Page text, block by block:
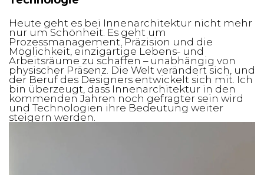
Heute geht es bei Innenarchitektur nicht mehr
nur um Schönheit. Es geht um
Prozessmanagement, Präzision und die
Möglichkeit, einzigartige Lebens- und
Arbeitsräume zu schaffen – unabhängig von
physischer Präsenz. Die Welt verändert sich, und
der Beruf des Designers entwickelt sich mit. Ich
bin überzeugt, dass Innenarchitektur in den
kommenden Jahren noch gefragter sein wird
und Technologien ihre Bedeutung weiter
steigern werden.